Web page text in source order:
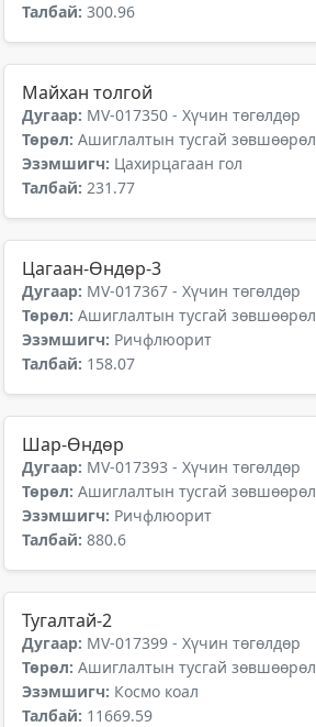
Талбай: 300.96
Майхан толгой
Дугаар: MV-017350 - Хүчин төгөлдөр
Төрөл: Ашиглалтын тусгай зөвшөөрөл
Эзэмшигч: Цахирцагаан гол
Талбай: 231.77
Цагаан-Өндөр-3
Дугаар: MV-017367 - Хүчин төгөлдөр
Төрөл: Ашиглалтын тусгай зөвшөөрөл
Эзэмшигч: Ричфлюорит
Талбай: 158.07
Шар-Өндөр
Дугаар: MV-017393 - Хүчин төгөлдөр
Төрөл: Ашиглалтын тусгай зөвшөөрөл
Эзэмшигч: Ричфлюорит
Талбай: 880.6
Тугалтай-2
Дугаар: MV-017399 - Хүчин төгөлдөр
Төрөл: Ашиглалтын тусгай зөвшөөрөл
Эзэмшигч: Космо коал
Талбай: 11669.59